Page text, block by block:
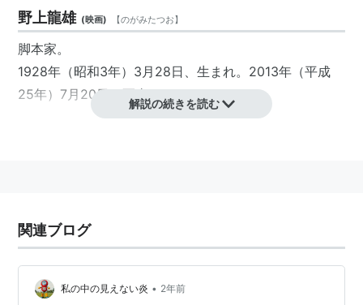
野上龍雄 (映画) 【のがみたつお】
脚本家。
1928年（昭和3年）3月28日、生まれ。2013年（平成
25年）7月20日、死去。
解説の続きを読む
関連ブログ
私の中の見えない炎 • 2年前